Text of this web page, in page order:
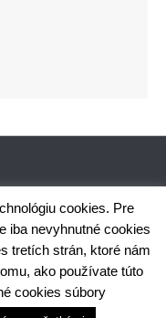
15 Prečín,
IBAN: SK25 5600 0000
Ochrana osobných údajov
cookies. Pre
iba nevyhnutné cookies
tretích strán, ktoré nám
ako používate túto
cookies súbory